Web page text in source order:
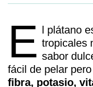
E
l plátano
tropicales
sabor
fácil de pelar
fibra, potasio,